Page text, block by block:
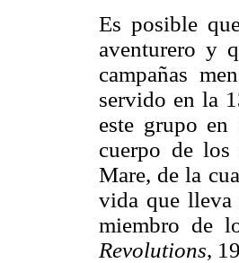
Es posible
aventurero y
campañas
servido en la
este grupo
cuerpo de los
Mare, de la
vida que lleva
miembro de
Revolutions,